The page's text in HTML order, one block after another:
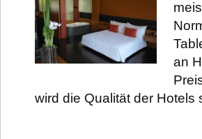
an
wird die Qualität der